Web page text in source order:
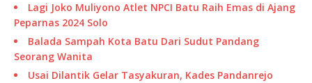
Lagi Joko Muliyono Atlet NPCI Batu Raih Emas di Ajang
Peparnas 2024 Solo
Balada Sampah Kota Batu Dari Sudut Pandang
Seorang Wanita
Usai Dilantik Gelar Tasyakuran, Kades Pandanrejo